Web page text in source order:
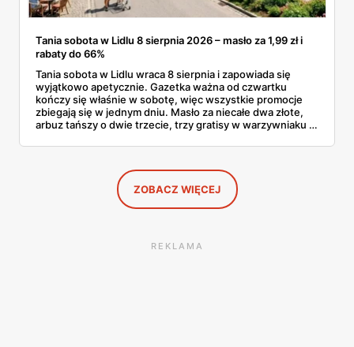
Tania sobota w Lidlu 8 sierpnia 2026 – masło za 1,99 zł i
rabaty do 66%
Tania sobota w Lidlu wraca 8 sierpnia i zapowiada się
wyjątkowo apetycznie. Gazetka ważna od czwartku
kończy się właśnie w sobotę, więc wszystkie promocje
zbiegają się w jednym dniu. Masło za niecałe dwa złote,
arbuz tańszy o dwie trzecie, trzy gratisy w warzywniaku i
całą sobotnią gazetkę Lidla strona po stronie i wybrałam
ZOBACZ WIĘCEJ
REKLAMA